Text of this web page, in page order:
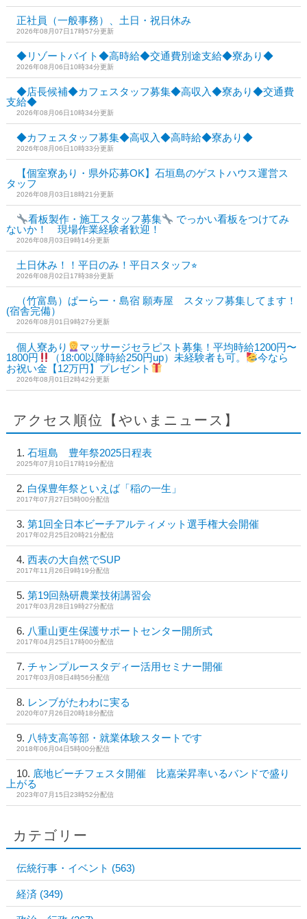
正社員（一般事務）、土日・祝日休み
2026年08月07日17時57分更新
◆リゾートバイト◆高時給◆交通費別途支給◆寮あり◆
2026年08月06日10時34分更新
◆店長候補◆カフェスタッフ募集◆高収入◆寮あり◆交通費
支給◆
2026年08月06日10時34分更新
◆カフェスタッフ募集◆高収入◆高時給◆寮あり◆
2026年08月06日10時33分更新
【個室寮あり・県外応募OK】石垣島のゲストハウス運営ス
タッフ
2026年08月03日18時21分更新
看板製作・施工スタッフ募集
でっかい看板をつけてみ
ないか！ 現場作業経験者歓迎！
2026年08月03日9時14分更新
土日休み！！平日のみ！平日スタッフ⭐︎
2026年08月02日17時38分更新
（竹富島）ぱーらー・島宿 願寿屋 スタッフ募集してます！
(宿舎完備）
2026年08月01日9時27分更新
個人寮あり
マッサージセラピスト募集！平均時給1200円〜
1800円
（18:00以降時給250円up）未経験者も可。
今なら
お祝い金【12万円】プレゼント
2026年08月01日2時42分更新
アクセス順位【やいまニュース】
石垣島 豊年祭2025日程表
2025年07月10日17時19分配信
白保豊年祭といえば「稲の一生」
2017年07月27日5時00分配信
第1回全日本ビーチアルティメット選手権大会開催
2017年02月25日20時21分配信
西表の大自然でSUP
2017年11月26日9時19分配信
第19回熱研農業技術講習会
2017年03月28日19時27分配信
八重山更生保護サポートセンター開所式
2017年04月25日17時00分配信
チャンプルースタディー活用セミナー開催
2017年03月08日4時56分配信
レンブがたわわに実る
2020年07月26日20時18分配信
八特支高等部・就業体験スタートです
2018年06月04日5時00分配信
底地ビーチフェスタ開催 比嘉栄昇率いるバンドで盛り
上がる
2023年07月15日23時52分配信
カテゴリー
伝統行事・イベント (563)
経済 (349)